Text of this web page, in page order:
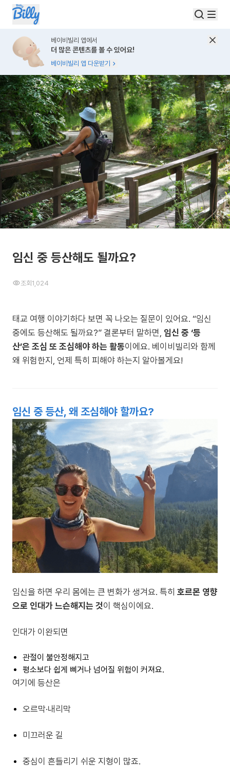
베이비빌리 앱에서
더 많은 콘텐츠를 볼 수 있어요!
베이비빌리 앱 다운받기
임신 중 등산해도 될까요?
조회1,024
태교 여행 이야기하다 보면 꼭 나오는 질문이 있어요. “임신
중에도 등산해도 될까요?” 결론부터 말하면, 임신 중 ‘등
산’은 조심 또 조심해야 하는 활동이에요. 베이비빌리와 함께
왜 위험한지, 언제 특히 피해야 하는지 알아볼게요!
임신 중 등산, 왜 조심해야 할까요?
임신을 하면 우리 몸에는 큰 변화가 생겨요. 특히 호르몬 영향
으로 인대가 느슨해지는 것이 핵심이에요.
인대가 이완되면
관절이 불안정해지고
평소보다 쉽게 삐거나 넘어질 위험이 커져요.
여기에 등산은
오르막·내리막
미끄러운 길
중심이 흔들리기 쉬운 지형이 많죠.